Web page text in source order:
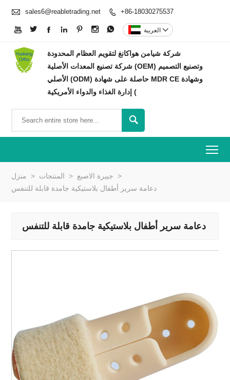
 sales6@reabletrading.net  +86-18030275537
       العربية 
شركة شيامن هواكانغ لتقويم العظام المحدودة
شركة تصنيع المعدات الأصلية (OEM) وتصنيع التصميم
الأصلي (ODM) حاصلة على شهادة MDR CE وشهادة
إدارة الغذاء والدواء الأمريكية (

منزل > المنتجات > جبيرة الاصبع >
دعامة سرير أطفال بلاستيكية جامدة قابلة للتنفس
دعامة سرير أطفال بلاستيكية جامدة قابلة للتنفس